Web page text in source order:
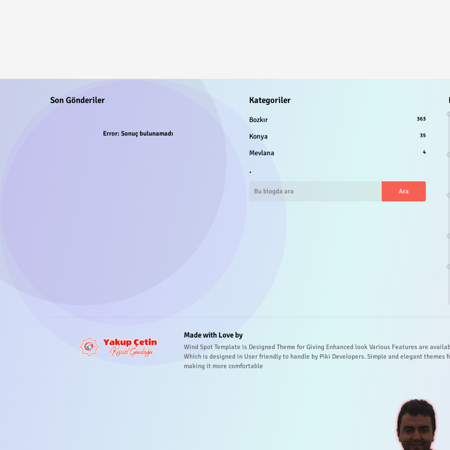
Son Gönderiler
Error: Sonuç bulunamadı
Kategoriler
Bozkır 363
Konya 35
Mevlana 4
.
Made with Love by
Wind Spot Template is Designed Theme for Giving Enhanced look Various Features are
Which is designed in User friendly to handle by Piki Developers. Simple and elegant themes
making it more comfortable